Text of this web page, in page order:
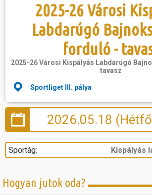
2025-26 Városi
Labdarúgó
forduló -
2025-26 Városi Kispályás Labdarúgó
tavasz
Sportliget III. pálya
2026.05.18
Sportág: Kispályás
Hogyan jutok oda?